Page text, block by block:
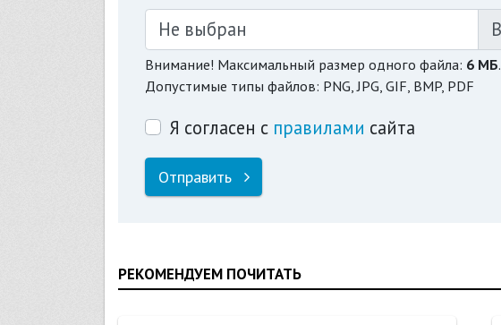
Не выбран
Внимание! Максимальный размер одного файла: 6 МБ.
Допустимые типы файлов: PNG, JPG, GIF, BMP, PDF
Я согласен с правилами сайта
Отправить
РЕКОМЕНДУЕМ ПОЧИТАТЬ